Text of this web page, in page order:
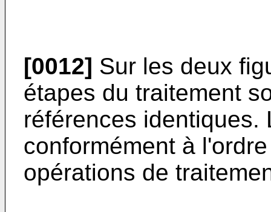
[0012] Sur les deux
étapes du traitement
références identiques.
conformément à
opérations de